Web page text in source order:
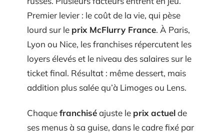
Premier levier : le coût de la vie, qui pèse
lourd sur le prix McFlurry France. À Paris,
Lyon ou Nice, les franchises répercutent les
loyers élevés et le niveau des salaires sur le
ticket final. Résultat : même dessert, mais
addition plus salée qu’à Limoges ou Lens.
Chaquefranchiséajuste le prix actuelde
ses menus à sa guise, dans le cadre fixé par